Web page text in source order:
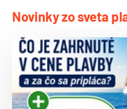
Le Ponant
Le Soleal
L´Austral
The Spirit of
Princess
Novinky zo sveta